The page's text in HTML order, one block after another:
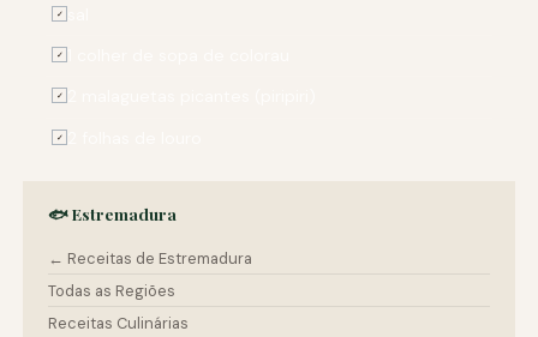
✓
✓
✓
✓
🐟 Estremadura
← Receitas de Estremadura
Todas as Regiões
Receitas Culinárias